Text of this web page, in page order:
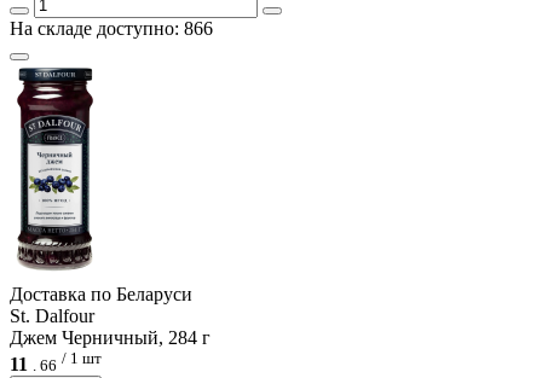
На складе доступно: 866
Доcтавка по Беларуси
St. Dalfour
Джем Черничный, 284 г
11 . 66 / 1 шт